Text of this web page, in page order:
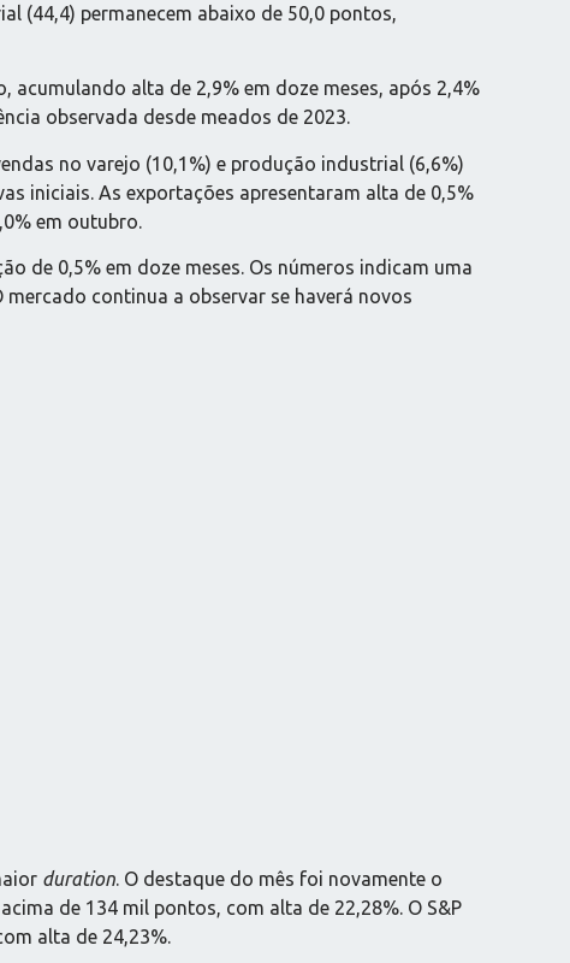
(44,4) permanecem abaixo de 50,0 pontos,
acumulando alta de 2,9% em doze meses, após 2,4%
observada desde meados de 2023.
no varejo (10,1%) e produção industrial (6,6%)
iniciais. As exportações apresentaram alta de 0,5%
em outubro.
de 0,5% em doze meses. Os números indicam uma
continua a observar se haverá novos
duration. O destaque do mês foi novamente o
de 134 mil pontos, com alta de 22,28%. O S&P
alta de 24,23%.